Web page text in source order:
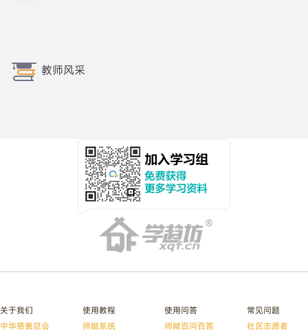
教师风采
关于我们
中华慈善总会
使用教程
师赋系统
使用问答
师赋百问百答
常见问题
社区志愿者